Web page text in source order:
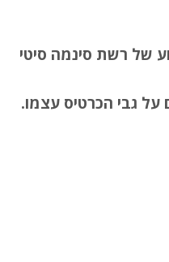
של רשת סינמה סיטי
גבי הכרטיס עצמו.